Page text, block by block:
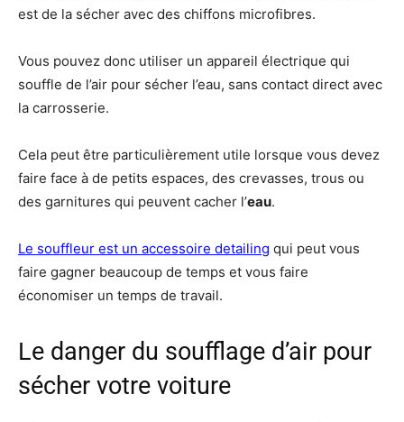
est de la sécher avec des chiffons microfibres.
Vous pouvez donc utiliser un appareil électrique qui
souffle de l’air pour sécher l’eau, sans contact direct avec
la carrosserie.
Cela peut être particulièrement utile lorsque vous devez
faire face à de petits espaces, des crevasses, trous ou
des garnitures qui peuvent cacher l’eau.
Le souffleur est un accessoire detailing qui peut vous
faire gagner beaucoup de temps et vous faire
économiser un temps de travail.
Le danger du soufflage d’air pour
sécher votre voiture